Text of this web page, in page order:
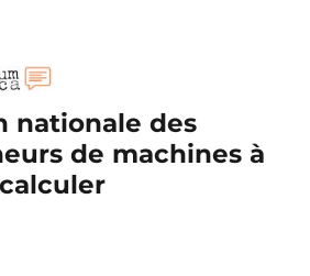
nationale des
de machines à